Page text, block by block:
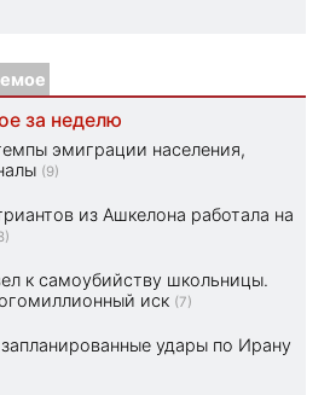
за неделю
эмиграции населения,
(9)
из Ашкелона работала на
к самоубийству школьницы.
иск (7)
удары по Ирану